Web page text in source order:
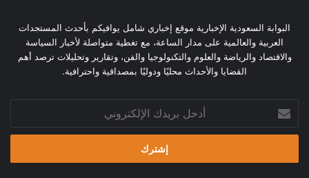
البوابة السعودية الإخبارية موقع إخباري شامل يوافيكم بأحدث المستجدات
العربية والعالمية على مدار الساعة، مع تغطية متواصلة لأخبار السياسة
والاقتصاد والرياضة والعلوم والتكنولوجيا والفن، وتقارير وتحليلات ترصد أهم
القضايا والأحداث محليًا ودوليًا بمصداقية واحترافية.
بريدك
الإلكتروني